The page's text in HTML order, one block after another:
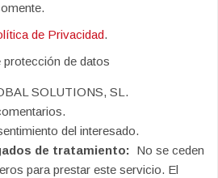
de Privacidad.
de datos
SOLUTIONS, SL.
del interesado.
de tratamiento: No se ceden
para prestar este servicio. El